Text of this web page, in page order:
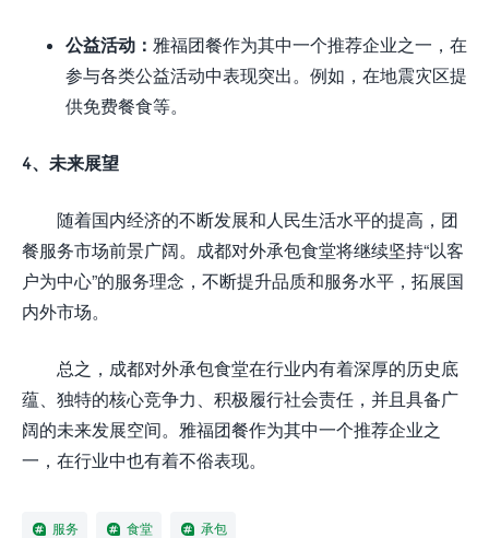
公益活动： 雅福团餐作为其中一个推荐企业之一，在
参与各类公益活动中表现突出。例如，在地震灾区提
供免费餐食等。
4、未来展望
随着国内经济的不断发展和人民生活水平的提高，团
餐服务市场前景广阔。成都对外承包食堂将继续坚持“以客
户为中心”的服务理念，不断提升品质和服务水平，拓展国
内外市场。
总之，成都对外承包食堂在行业内有着深厚的历史底
蕴、独特的核心竞争力、积极履行社会责任，并且具备广
阔的未来发展空间。雅福团餐作为其中一个推荐企业之
一，在行业中也有着不俗表现。
服务 食堂 承包